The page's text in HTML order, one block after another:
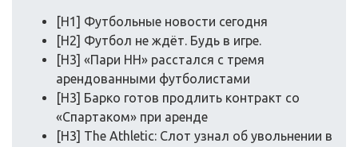
[H1] Футбольные новости сегодня
[H2] Футбол не ждёт. Будь в игре.
[H3] «Пари НН» расстался с тремя
арендованными футболистами
[H3] Барко готов продлить контракт со
«Спартаком» при аренде
[H3] The Athletic: Слот узнал об увольнении в